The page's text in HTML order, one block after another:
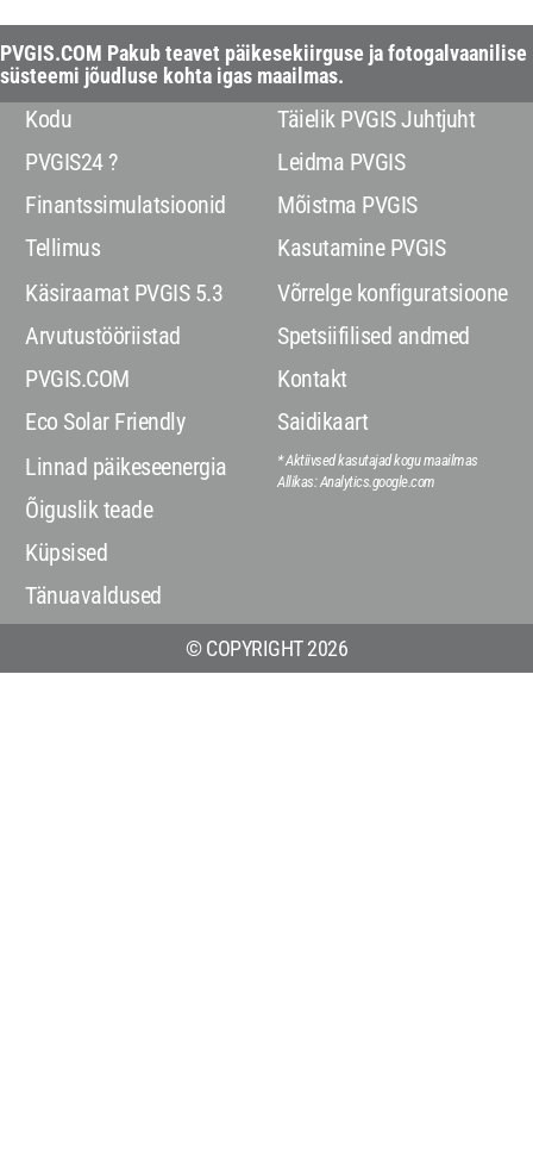
PVGIS.COM Pakub teavet päikesekiirguse ja fotogalvaanilise
süsteemi jõudluse kohta igas maailmas.
Kodu
PVGIS24 ?
Finantssimulatsioonid
Tellimus
Käsiraamat PVGIS 5.3
Arvutustööriistad
PVGIS.COM
Eco Solar Friendly
Linnad päikeseenergia
Õiguslik teade
Küpsised
Tänuavaldused
Täielik PVGIS Juhtjuht
Leidma PVGIS
Mõistma PVGIS
Kasutamine PVGIS
Võrrelge konfiguratsioone
Spetsiifilised andmed
Kontakt
Saidikaart
* Aktiivsed kasutajad kogu maailmas
Allikas: Analytics.google.com
© COPYRIGHT 2026